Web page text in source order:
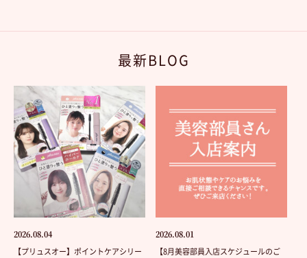
最新BLOG
2026.08.04
【プリュスオー】ポイントケアシリー
2026.08.01
【8月美容部員入店スケジュールのご